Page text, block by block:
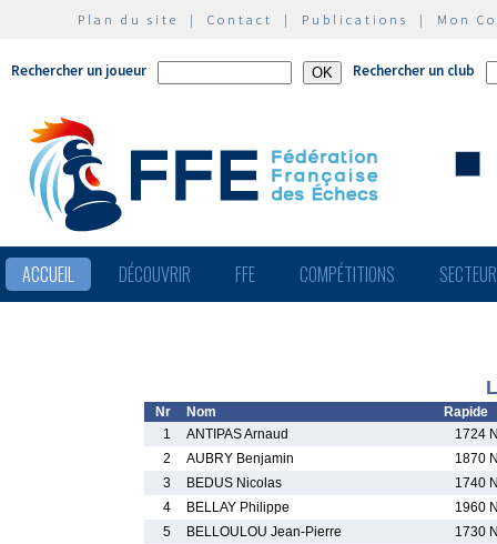
Plan du site | Contact | Publications | Mon
Rechercher un joueur Rechercher un club
ACCUEIL DÉCOUVRIR FFE COMPÉTITIONS
Nr Nom
Rapide
1
ANTIPAS Arnaud
1724
2
AUBRY Benjamin
1870
3
BEDUS Nicolas
1740
4
BELLAY Philippe
1960
5
BELLOULOU Jean-Pierre
1730